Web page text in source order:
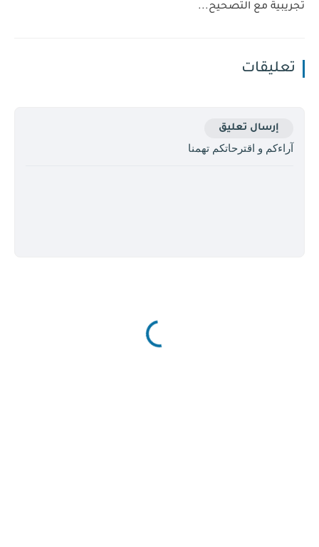
تجريبية مع التصحيح...
تعليقات
إرسال تعليق
آراءكم و اقترحاتكم تهمنا